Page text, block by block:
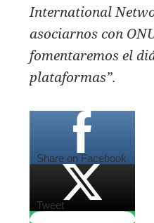
International
asociarnos con
fomentaremos el
plataformas”.
Share on Facebook
Tweet